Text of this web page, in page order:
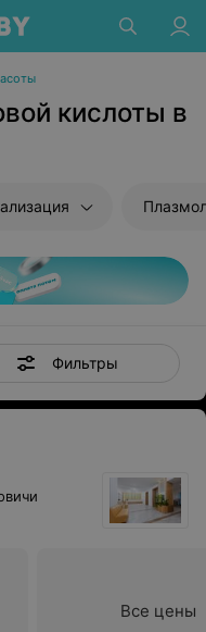
кислоты в
Фильтры
Все цены